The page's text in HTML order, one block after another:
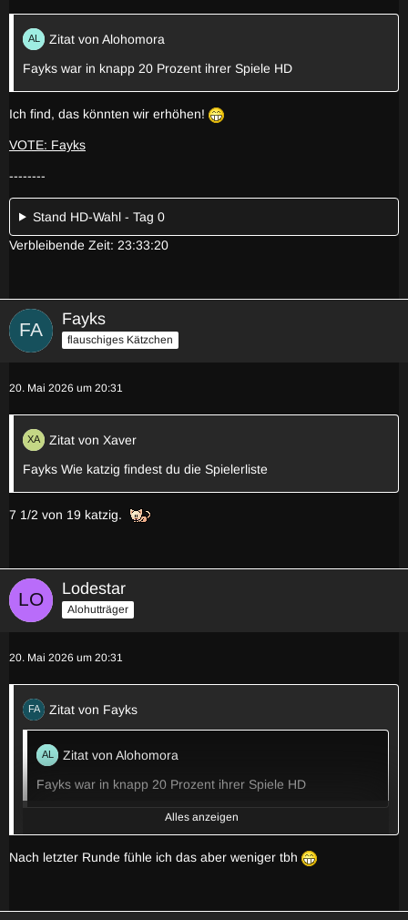
Zitat von Alohomora
Fayks war in knapp 20 Prozent ihrer Spiele HD
Ich find, das könnten wir erhöhen!
VOTE: Fayks
--------
Stand HD-Wahl - Tag 0
Verbleibende Zeit: 23:33:20
Fayks
flauschiges Kätzchen
20. Mai 2026 um 20:31
Zitat von Xaver
Fayks Wie katzig findest du die Spielerliste
7 1/2 von 19 katzig.
Lodestar
Alohutträger
20. Mai 2026 um 20:31
Zitat von Fayks
Zitat von Alohomora
Fayks war in knapp 20 Prozent ihrer Spiele HD
VOTE: Fayks
Alles anzeigen
Nach letzter Runde fühle ich das aber weniger tbh